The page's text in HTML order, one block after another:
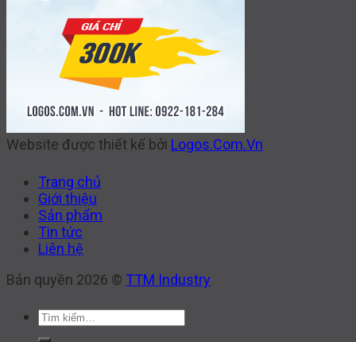
Website được thiết kế bởi Logos.Com.Vn
Trang chủ
Giới thiệu
Sản phẩm
Tin tức
Liên hệ
Bản quyền 2026 © TTM Industry
Tìm